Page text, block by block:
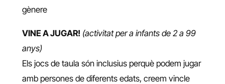
gènere
VINE A JUGAR! (activitat per a infants de 2 a 99
anys)
Els jocs de taula són inclusius perquè podem jugar
amb persones de diferents edats, creem vincle